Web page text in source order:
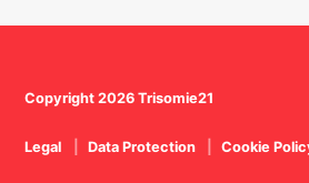
Copyright 2026 Trisomie21
Legal Data Protection Cookie